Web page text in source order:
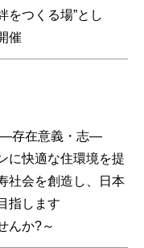
をつくる場”とし
催
―存在意義・志―
に快適な住環境を提
社会を創造し、日本
指します
んか?～